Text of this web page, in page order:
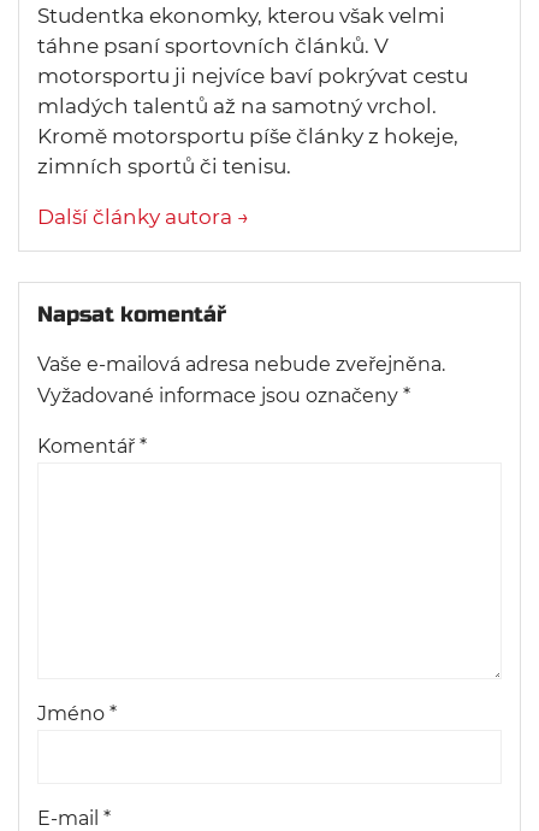
Studentka ekonomky, kterou však velmi
táhne psaní sportovních článků. V
motorsportu ji nejvíce baví pokrývat cestu
mladých talentů až na samotný vrchol.
Kromě motorsportu píše články z hokeje,
zimních sportů či tenisu.
Další články autora →
Napsat komentář
Vaše e-mailová adresa nebude zveřejněna.
Vyžadované informace jsou označeny *
Komentář *
Jméno *
E-mail *